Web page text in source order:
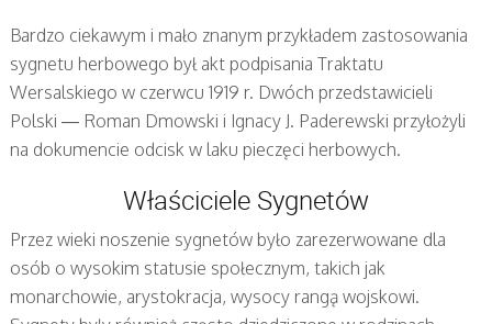
Bardzo ciekawym i mało znanym przykładem zastosowania
sygnetu herbowego był akt podpisania Traktatu
Wersalskiego w czerwcu 1919 r. Dwóch przedstawicieli
Polski — Roman Dmowski i Ignacy J. Paderewski przyłożyli
na dokumencie odcisk w laku pieczęci herbowych.
Właściciele Sygnetów
Przez wieki noszenie sygnetów było zarezerwowane dla
osób o wysokim statusie społecznym, takich jak
monarchowie, arystokracja, wysocy rangą wojskowi.